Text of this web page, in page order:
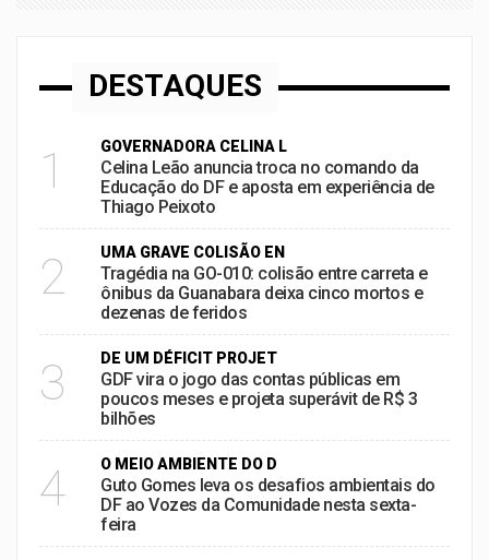
DESTAQUES
1 GOVERNADORA CELINA L
Celina Leão anuncia troca no comando da
Educação do DF e aposta em experiência de
Thiago Peixoto
2 UMA GRAVE COLISÃO EN
Tragédia na GO-010: colisão entre carreta e
ônibus da Guanabara deixa cinco mortos e
dezenas de feridos
3 DE UM DÉFICIT PROJET
GDF vira o jogo das contas públicas em
poucos meses e projeta superávit de R$ 3
bilhões
4 O MEIO AMBIENTE DO D
Guto Gomes leva os desafios ambientais do
DF ao Vozes da Comunidade nesta sexta-
feira